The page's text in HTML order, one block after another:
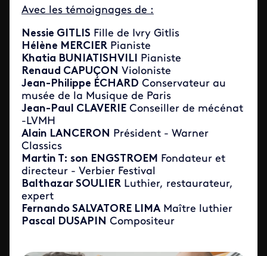
Avec les témoignages de :
Nessie GITLIS Fille de Ivry Gitlis
Hélène MERCIER Pianiste
Khatia BUNIATISHVILI Pianiste
Renaud CAPUÇON Violoniste
Jean-Philippe ÉCHARD Conservateur au
musée de la Musique de Paris
Jean-Paul CLAVERIE Conseiller de mécénat
-LVMH
Alain LANCERON Président - Warner
Classics
Martin T: son ENGSTROEM Fondateur et
directeur - Verbier Festival
Balthazar SOULIER Luthier, restaurateur,
expert
Fernando SALVATORE LIMAMaître luthier
Pascal DUSAPIN Compositeur